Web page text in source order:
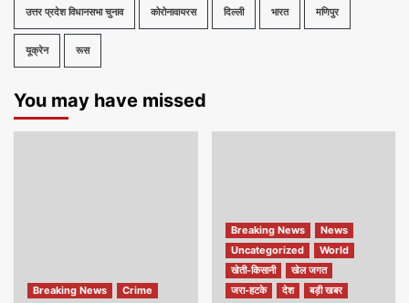
उत्तर प्रदेश विधानसभा चुनाव कोरोनावायरस दिल्ली भारत मणिपुर
यूक्रेन रूस
You may have missed
Breaking News
Crime
Breaking News
News
Uncategorized
World
खेती-किसानी
खेल जगत
जरा-हटके
देश
बड़ी खबर